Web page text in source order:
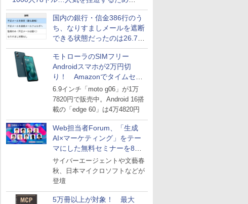
価格リストが公開中
国内の銀行・信金386行のう
ち、なりすましメールを遮断
できる状態だったのは26.7％
にとどまる～GMOブランド
セキュリティ調査
モトローラのSIMフリー
Androidスマホが2万円切
り！ Amazonでタイムセー
ル
6.9インチ「moto g06」が1万
7820円で販売中。Android 16搭
載の「edge 60」は4万4820円
Web担当者Forum、「生成
AI×マーケティング」をテー
マにした無料セミナーを8月
27日にオンライン開催
サイバーエージェントや文藝春
秋、日本マイクロソフトなどが
登壇
5万冊以上が対象！ 最大